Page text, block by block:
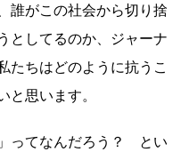
誰がこの社会から切り捨
としてるのか、ジャーナ
たちはどのように抗うこ
思います。
ってなんだろう？ とい